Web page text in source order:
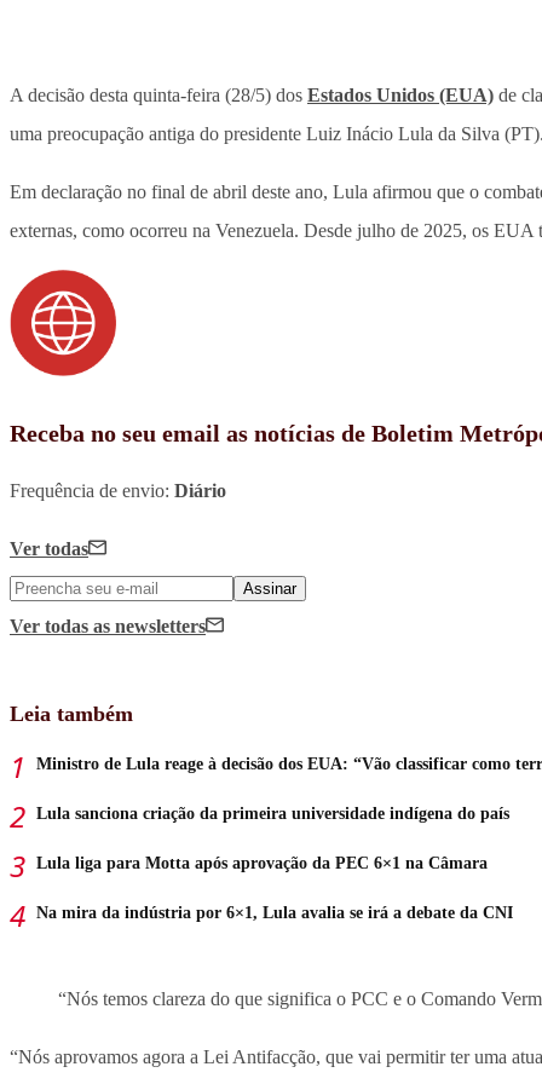
A decisão desta quinta-feira (28/5) dos Estados Unidos (EUA) de
uma preocupação antiga do presidente Luiz Inácio Lula da Silva
Em declaração no final de abril deste ano, Lula afirmou que o
externas, como ocorreu na Venezuela. Desde julho de 2025, os
Receba no seu email as notícias de Boletim
Frequência de envio: Diário
Ver todas
Assinar
Ver todas as newsletters
Leia também
Ministro de Lula reage à decisão dos EUA: “Vão classificar como
Lula sanciona criação da primeira universidade indígena do país
Lula liga para Motta após aprovação da PEC 6×1 na Câmara
Na mira da indústria por 6×1, Lula avalia se irá a debate da CNI
“Nós temos clareza do que significa o PCC e o Comando
“Nós aprovamos agora a Lei Antifacção, que vai permitir ter uma